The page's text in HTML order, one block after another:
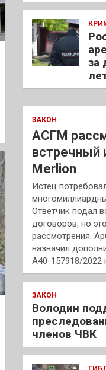
за
ЗАКОН
АСГМ
встречный
Merlion
Истец
Ответчик подал
договоров, но
рассмотрения.
назначил
А40-157918/2022
ЗАКОН
Володин
членов ЧВК